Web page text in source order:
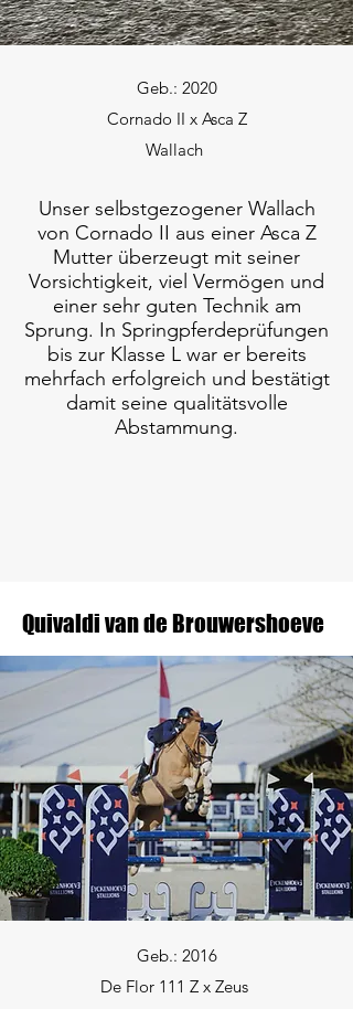
Geb.: 2020
Cornado II x Asca Z
Wallach
Unser selbstgezogener Wallach
von Cornado II aus einer Asca Z
Mutter überzeugt mit seiner
Vorsichtigkeit, viel Vermögen und
einer sehr guten Technik am
Sprung. In Springpferdeprüfungen
bis zur Klasse L war er bereits
mehrfach erfolgreich und bestätigt
damit seine qualitätsvolle
Abstammung.
Quivaldi van de Brouwershoeve
Geb.: 2016
De Flor 111 Z x Zeus